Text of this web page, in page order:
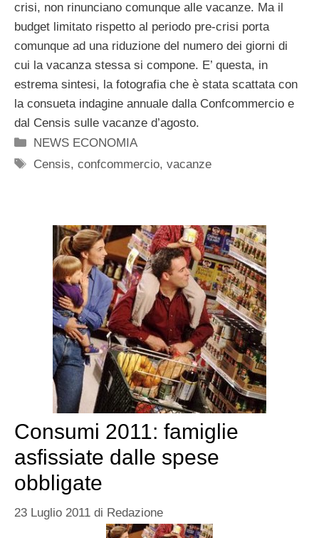
crisi, non rinunciano comunque alle vacanze. Ma il
budget limitato rispetto al periodo pre-crisi porta
comunque ad una riduzione del numero dei giorni di
cui la vacanza stessa si compone. E’ questa, in
estrema sintesi, la fotografia che è stata scattata con
la consueta indagine annuale dalla Confcommercio e
dal Censis sulle vacanze d’agosto.
Categorie
NEWS ECONOMIA
Tag
Censis,confcommercio,vacanze
Consumi 2011: famiglie
asfissiate dalle spese
obbligate
23 Luglio 2011 di Redazione